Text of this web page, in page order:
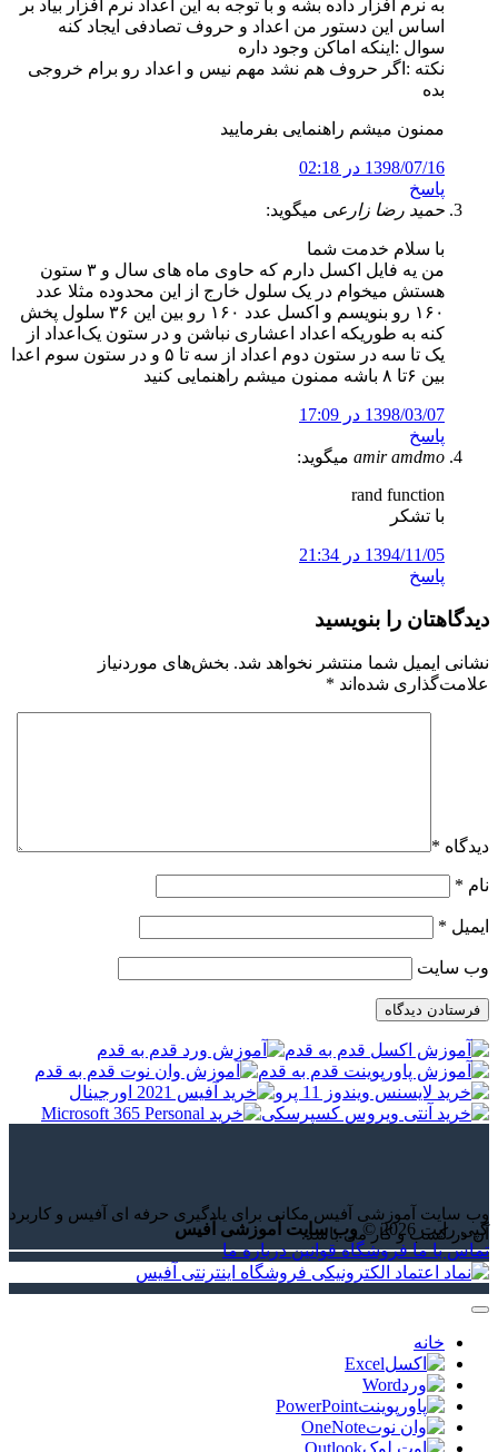
به نرم افزار داده بشه و با توجه به این اعداد نرم افزار بیاد بر
اساس این دستور من اعداد و حروف تصادفی ایجاد کنه
سوال :اینکه اماکن‌ وجود داره
نکته :اگر حروف هم نشد مهم نیس و اعداد رو برام خروجی
بده
ممنون میشم راهنمایی بفرمایید
1398/07/16 در 02:18
پاسخ
حمید رضا زارعی میگوید:
با سلام خدمت شما
من یه فایل اکسل دارم که حاوی ماه های سال و ۳ ستون
هستش میخوام در یک سلول خارج از این محدوده مثلا عدد
۱۶۰ رو بنویسم و اکسل عدد ۱۶۰ رو بین این ۳۶ سلول پخش
کنه به طوریکه اعداد اعشاری نباشن و در ستون یک‌اعداد از
یک تا سه در ستون دوم اعداد از سه تا ۵ و در ستون سوم اعدا
بین ۶تا ۸ باشه ممنون میشم راهنمایی کنید
1398/03/07 در 17:09
پاسخ
amir amdmo میگوید:
rand function
با تشکر
1394/11/05 در 21:34
پاسخ
دیدگاهتان را بنویسید
نشانی ایمیل شما منتشر نخواهد شد. بخش‌های موردنیاز
علامت‌گذاری شده‌اند *
دیدگاه *
نام *
ایمیل *
وب‌ سایت
وب سایت آموزشی آفیس مکانی برای یادگیری حرفه ای آفیس و کاربرد
آن در کسب و کار می باشد.
کپی رایت 2026 ©
وب سایت آموزشی آفیس
تماس با ما فروشگاه قوانین درباره ما
خانه
Excel
Word
PowerPoint
OneNote